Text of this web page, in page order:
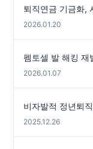
퇴직연금 기금화,
2026.01.20
펨토셀 발 해킹 재
2026.01.07
비자발적 정년퇴
2025.12.26